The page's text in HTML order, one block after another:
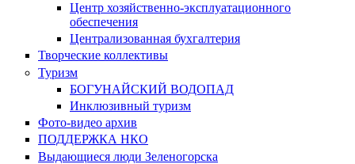
Центр хозяйственно-эксплуатационного
обеспечения
Централизованная бухгалтерия
Творческие коллективы
Туризм
БОГУНАЙСКИЙ ВОДОПАД
Инклюзивный туризм
Фото-видео архив
ПОДДЕРЖКА НКО
Выдающиеся люди Зеленогорска